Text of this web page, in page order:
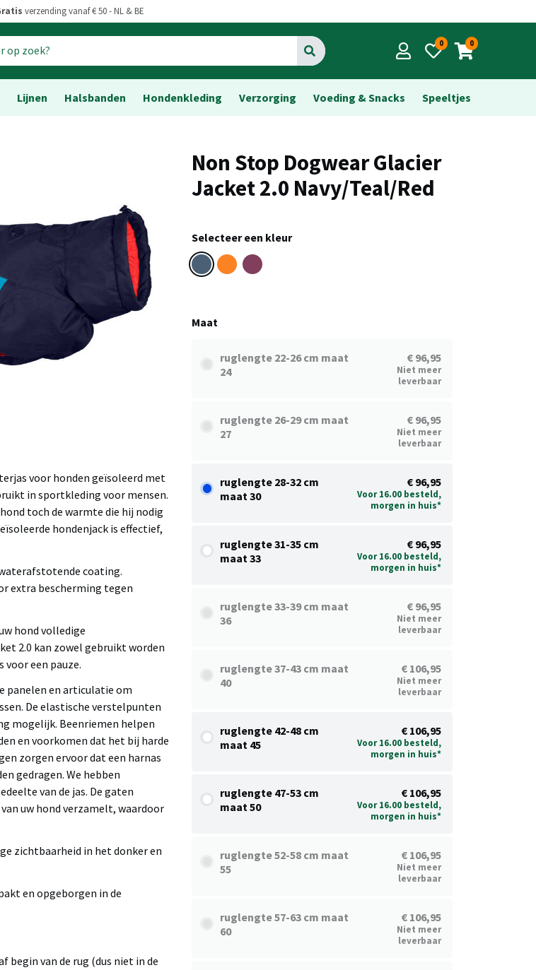
verzending vanaf € 50 - NL & BE
Go 0 0
Lijnen Halsbanden Hondenkleding Verzorging Voeding & Snacks Speeltjes
Non Stop Dogwear Glacier
Jacket 2.0 Navy/Teal/Red
Selecteer een kleur
Maat
ruglengte 22-26 cm maat
24
€ 96,95
Niet meer
leverbaar
ruglengte 26-29 cm maat
27
€ 96,95
Niet meer
leverbaar
ruglengte 28-32 cm
maat 30
€ 96,95
Voor 16.00 besteld,
morgen in huis*
ruglengte 31-35 cm
maat 33
€ 96,95
Voor 16.00 besteld,
morgen in huis*
ruglengte 33-39 cm maat
36
€ 96,95
Niet meer
leverbaar
ruglengte 37-43 cm maat
40
€ 106,95
Niet meer
leverbaar
ruglengte 42-48 cm
maat 45
€ 106,95
Voor 16.00 besteld,
morgen in huis*
ruglengte 47-53 cm
maat 50
€ 106,95
Voor 16.00 besteld,
morgen in huis*
ruglengte 52-58 cm maat
55
€ 106,95
Niet meer
leverbaar
ruglengte 57-63 cm maat
60
€ 106,95
Niet meer
leverbaar
voor honden geïsoleerd met
in sportkleding voor mensen.
toch de warmte die hij nodig
hondenjack is effectief,
coating.
extra bescherming tegen
hond volledige
2.0 kan zowel gebruikt worden
een pauze.
panelen en articulatie om
De elastische verstelpunten
mogelijk. Beenriemen helpen
en voorkomen dat het bij harde
zorgen ervoor dat een harnas
gedragen. We hebben
van de jas. De gaten
uw hond verzamelt, waardoor
zichtbaarheid in het donker en
en opgeborgen in de
begin van de rug (dus niet in de